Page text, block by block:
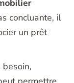
concluante, il
un prêt
besoin,